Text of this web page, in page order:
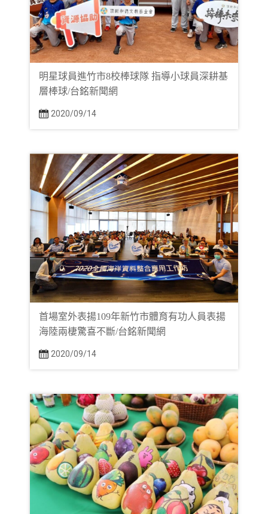
明星球員進竹市8校棒球隊 指導小球員深耕基
層棒球/台銘新聞網
2020/09/14
首場室外表揚109年新竹市體育有功人員表揚
海陸兩棲驚喜不斷/台銘新聞網
2020/09/14